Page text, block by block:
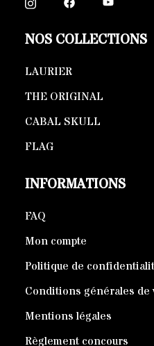
NOS COLLECTIONS
LAURIER
THE ORIGINAL
CABAL SKULL
FLAG
INFORMATIONS
FAQ
Mon compte
Politique de
Conditions générales de
Mentions légales
Règlement concours